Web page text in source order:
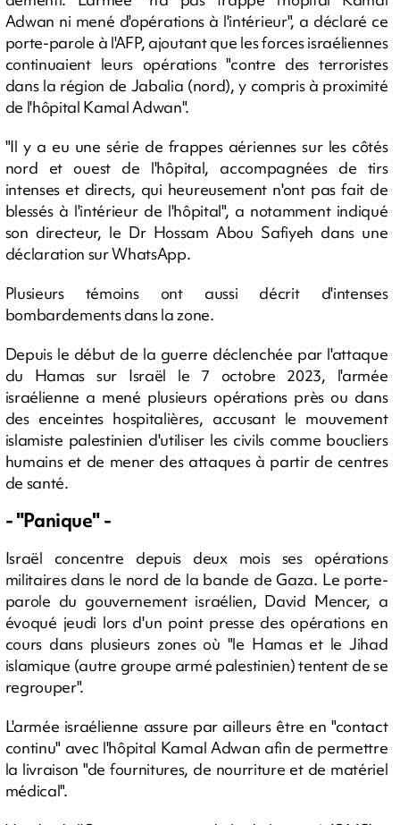
Adwan ni mené d'opérations à l'intérieur", a déclaré ce
porte-parole à l'AFP, ajoutant que les forces israéliennes
continuaient leurs opérations "contre des terroristes
dans la région de Jabalia (nord), y compris à proximité
de l'hôpital Kamal Adwan".
"Il y a eu une série de frappes aériennes sur les côtés
nord et ouest de l'hôpital, accompagnées de tirs
intenses et directs, qui heureusement n'ont pas fait de
blessés à l'intérieur de l'hôpital", a notamment indiqué
son directeur, le Dr Hossam Abou Safiyeh dans une
déclaration sur WhatsApp.
Plusieurs témoins ont aussi décrit d'intenses
bombardements dans la zone.
Depuis le début de la guerre déclenchée par l'attaque
du Hamas sur Israël le 7 octobre 2023, l'armée
israélienne a mené plusieurs opérations près ou dans
des enceintes hospitalières, accusant le mouvement
islamiste palestinien d'utiliser les civils comme boucliers
humains et de mener des attaques à partir de centres
de santé.
- "Panique" -
Israël concentre depuis deux mois ses opérations
militaires dans le nord de la bande de Gaza. Le porte-
parole du gouvernement israélien, David Mencer, a
évoqué jeudi lors d'un point presse des opérations en
cours dans plusieurs zones où "le Hamas et le Jihad
islamique (autre groupe armé palestinien) tentent de se
regrouper".
L'armée israélienne assure par ailleurs être en "contact
continu" avec l'hôpital Kamal Adwan afin de permettre
la livraison "de fournitures, de nourriture et de matériel
médical".